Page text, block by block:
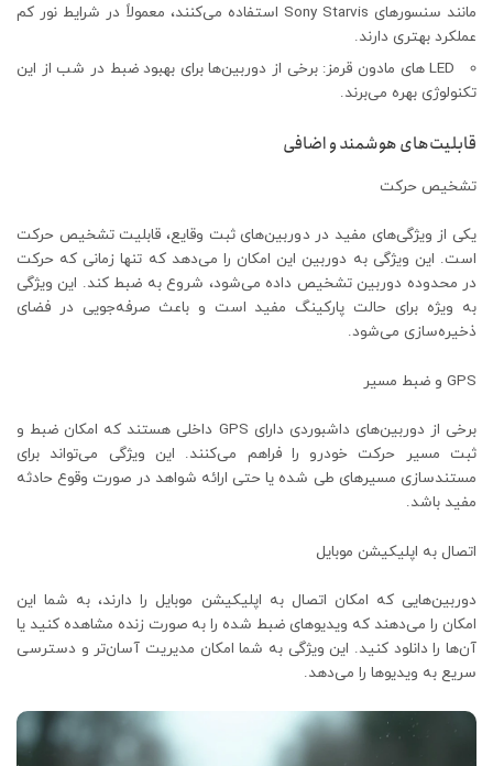
مانند سنسورهای Sony Starvis استفاده می‌کنند، معمولاً در شرایط نور کم
عملکرد بهتری دارند.
LED های مادون قرمز: برخی از دوربین‌ها برای بهبود ضبط در شب از این
تکنولوژی بهره می‌برند.
قابلیت‌های هوشمند و اضافی
تشخیص حرکت
یکی از ویژگی‌های مفید در دوربین‌های ثبت وقایع، قابلیت تشخیص حرکت
است. این ویژگی به دوربین این امکان را می‌دهد که تنها زمانی که حرکت
در محدوده دوربین تشخیص داده می‌شود، شروع به ضبط کند. این ویژگی
به ویژه برای حالت پارکینگ مفید است و باعث صرفه‌جویی در فضای
ذخیره‌سازی می‌شود.
GPS و ضبط مسیر
برخی از دوربین‌های داشبوردی دارای GPS داخلی هستند که امکان ضبط و
ثبت مسیر حرکت خودرو را فراهم می‌کنند. این ویژگی می‌تواند برای
مستندسازی مسیرهای طی شده یا حتی ارائه شواهد در صورت وقوع حادثه
مفید باشد.
اتصال به اپلیکیشن موبایل
دوربین‌هایی که امکان اتصال به اپلیکیشن موبایل را دارند، به شما این
امکان را می‌دهند که ویدیوهای ضبط شده را به صورت زنده مشاهده کنید یا
آن‌ها را دانلود کنید. این ویژگی به شما امکان مدیریت آسان‌تر و دسترسی
سریع به ویدیوها را می‌دهد.